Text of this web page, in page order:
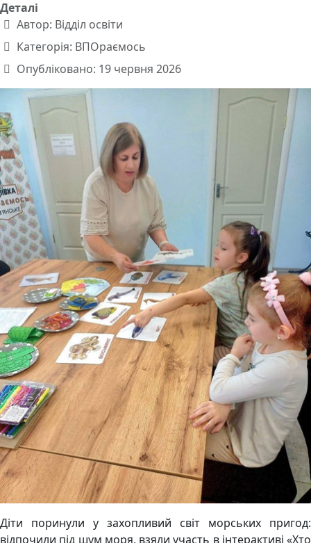
Деталі
Автор: Відділ освіти
Категорія: ВПОраємось
Опубліковано: 19 червня 2026
Діти поринули у захопливий світ морських пригод:
відпочили під шум моря, взяли участь в інтерактиві «Хто